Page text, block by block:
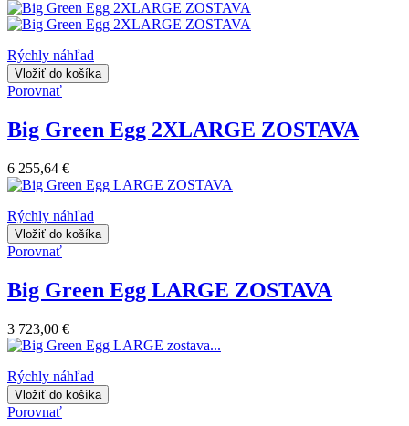
Rýchly náhľad
Vložiť do košíka
Porovnať
Big Green Egg 2XLARGE ZOSTAVA
6 255,64 €
Rýchly náhľad
Vložiť do košíka
Porovnať
Big Green Egg LARGE ZOSTAVA
3 723,00 €
Rýchly náhľad
Vložiť do košíka
Porovnať